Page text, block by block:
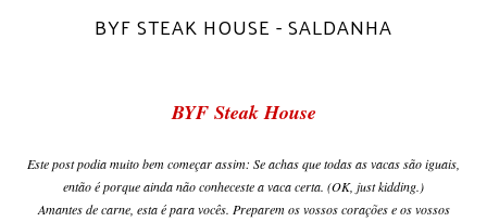
BYF STEAK HOUSE - SALDANHA
BYF Steak House
Este post podia muito bem começar assim: Se achas que todas as vacas são iguais,
então é porque ainda não conheceste a vaca certa. (OK, just kidding.)
Amantes de carne, esta é para vocês. Preparem os vossos corações e os vossos